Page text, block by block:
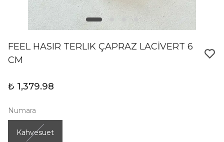
FEEL HASIR TERLIK ÇAPRAZ LACİVERT 6
CM
₺ 1,379.98
Numara
Kahvesuet